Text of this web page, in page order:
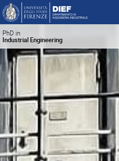
PhD in
Industrial Engineering